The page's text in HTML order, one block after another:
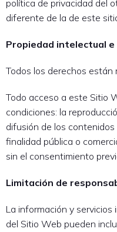
política de privacidad del
diferente de la de este
Propiedad intelectual
Todos los derechos están
Todo acceso a este Sitio
condiciones: la
difusión de los
finalidad pública o
sin el consentimiento
Limitación de
La información y
del Sitio Web pueden